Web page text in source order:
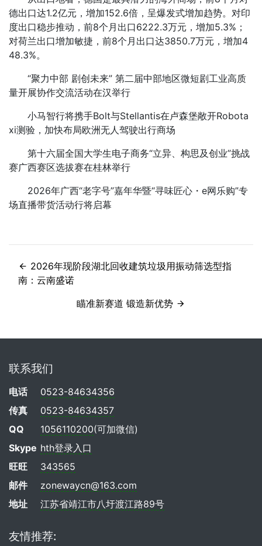
德出口达1.2亿元，增加152.6倍，呈爆发式增加趋势。对印
度出口稳步推动，前8个月出口6222.3万元，增加5.3%；
对荷兰出口增加敏捷，前8个月出口达3850.7万元，增加4
48.3%。
“聚力中部 剧创未来” 第二届中部地区微短剧工业高质
量开展协作交流活动在汉举行
小马智行将携手Bolt与Stellantis在卢森堡敞开Robota
xi测验，加快布局欧洲无人驾驶出行商场
第十六届全国大学生电子商务“立异、构思及创业”挑战
赛广西赛区选拔赛在桂林举行
2026年广西“老字号”嘉年华暨“寻味匠心・e网乐购”专
场直播带货活动行将启幕
2026年现阶段湖北回收建筑垃圾用振动筛选型指
南：云南盛诺
瞄准新赛道 锻造新优势
联系我们
电话
0523-84634356
传真
0523-84634357
QQ
1056110200(可加微信)
Skype hth登录入口
旺旺
343565
邮件
zonewaycn@163.com
地址
江苏省靖江市八圩渡江路89号
友情推荐: